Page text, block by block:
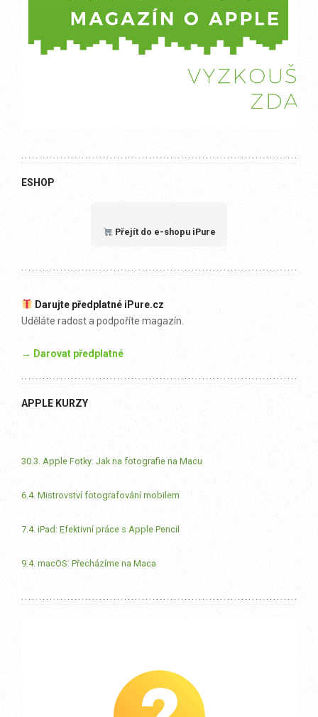
ESHOP
Přejít do e-shopu iPure
Darujte předplatné iPure.cz
Uděláte radost a podpoříte magazín.
→ Darovat předplatné
APPLE KURZY
30.3. Apple Fotky: Jak na fotografie na Macu
6.4. Mistrovství fotografování mobilem
7.4. iPad: Efektivní práce s Apple Pencil
9.4. macOS: Přecházíme na Maca